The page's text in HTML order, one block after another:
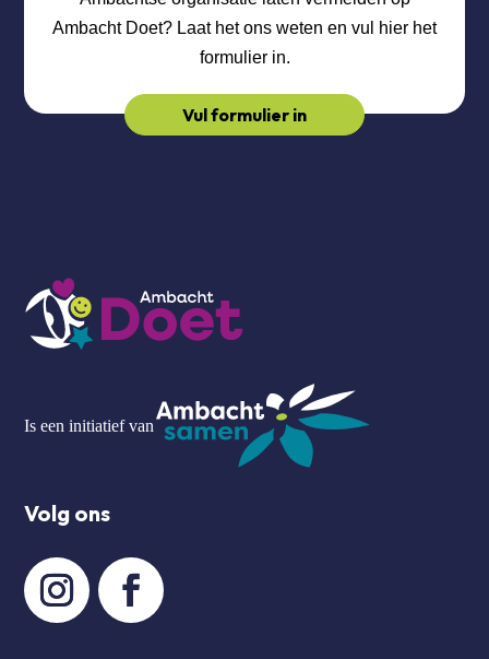
Ambacht Doet? Laat het ons weten en vul hier het
formulier in.
Vul formulier in
Is een initiatief van
Volg ons